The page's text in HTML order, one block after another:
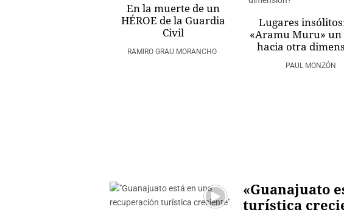
En la muerte de un
HÉROE de la Guardia
Civil
RAMIRO GRAU MORANCHO
Lugares
«Aramu Muru»
hacia otra
PAUL MONZÓN
«Guanajuato
turística